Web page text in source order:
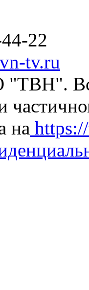
22
tv.ru
"ТВН".
на